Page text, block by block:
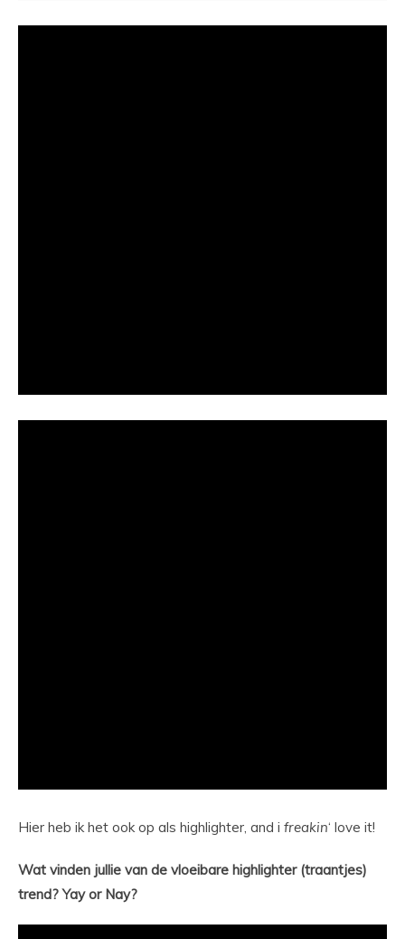
Hier heb ik het ook op als highlighter, and i freakin‘ love it!
Wat vinden jullie van de vloeibare highlighter (traantjes)
trend? Yay or Nay?